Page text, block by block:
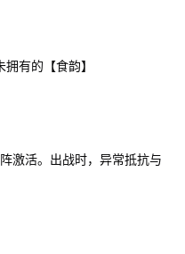
有的【食韵】
激活。出战时，异常抵抗与